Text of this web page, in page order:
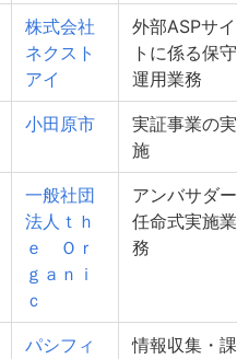
株式会社
ネクスト
アイ
外部ASPサイ
トに係る保守
運用業務
小田原市
実証事業の実
施
一般社団
法人ｔｈ
ｅ Ｏｒ
ｇａｎｉ
ｃ
アンバサダー
任命式実施業
務
パシフィ
情報収集・課